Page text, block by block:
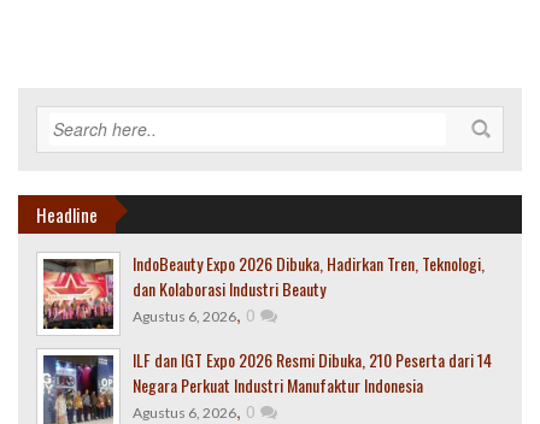
Headline
IndoBeauty Expo 2026 Dibuka, Hadirkan Tren, Teknologi,
dan Kolaborasi Industri Beauty
Agustus 6, 2026, 0
ILF dan IGT Expo 2026 Resmi Dibuka, 210 Peserta dari 14
Negara Perkuat Industri Manufaktur Indonesia
Agustus 6, 2026, 0